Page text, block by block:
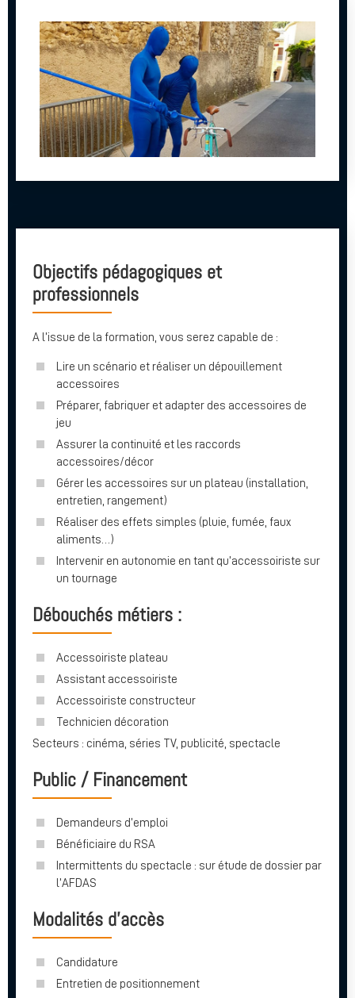
Objectifs pédagogiques et
professionnels
A l’issue de la formation, vous serez capable de :
Lire un scénario et réaliser un dépouillement
accessoires
Préparer, fabriquer et adapter des accessoires de
jeu
Assurer la continuité et les raccords
accessoires/décor
Gérer les accessoires sur un plateau (installation,
entretien, rangement)
Réaliser des effets simples (pluie, fumée, faux
aliments…)
Intervenir en autonomie en tant qu’accessoiriste sur
un tournage
Débouchés métiers :
Accessoiriste plateau
Assistant accessoiriste
Accessoiriste constructeur
Technicien décoration
Secteurs : cinéma, séries TV, publicité, spectacle
Public / Financement
Demandeurs d’emploi
Bénéficiaire du RSA
Intermittents du spectacle : sur étude de dossier par
l’AFDAS
Modalités d’accès
Candidature
Entretien de positionnement